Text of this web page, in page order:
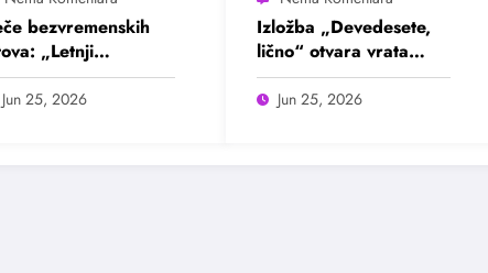
bezvremenskih
„Letnji
u Domu
Beograda
Jun 25, 2026
Izložba „Devedesete,
lično“ otvara vrata
intimnim pričama jedne
burne decenije
Jun 25, 2026